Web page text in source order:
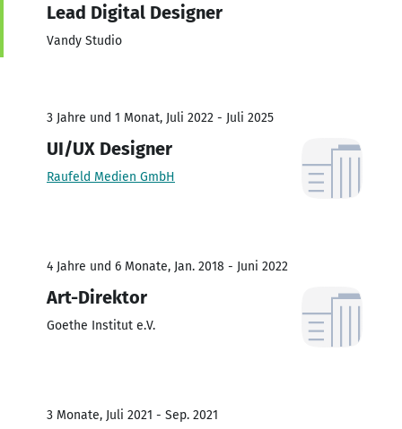
Lead Digital Designer
Vandy Studio
3 Jahre und 1 Monat, Juli 2022 - Juli 2025
UI/UX Designer
Raufeld Medien GmbH
4 Jahre und 6 Monate, Jan. 2018 - Juni 2022
Art-Direktor
Goethe Institut e.V.
3 Monate, Juli 2021 - Sep. 2021